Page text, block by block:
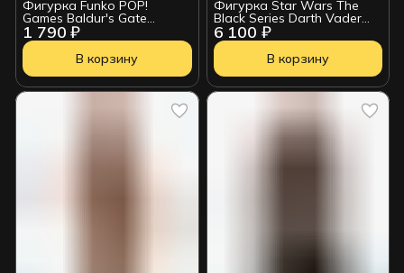
1 790 ₽
Фигурка Funko POP!
Games Baldur's Gate
Astarion w/Chase (1017)
84955
В корзину
6 100 ₽
Фигурка Star Wars The
Black Series Darth Vader
G03645L0
В корзину